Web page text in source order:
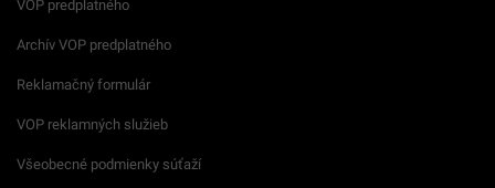
VOP predplatného
Archív VOP predplatného
Reklamačný formulár
VOP reklamných služieb
Všeobecné podmienky súťaží